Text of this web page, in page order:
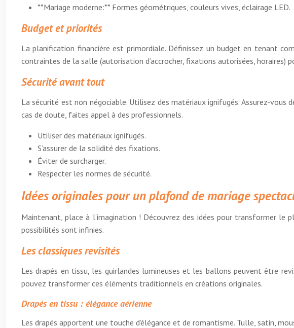
**Mariage moderne:** Formes géométriques, couleurs vives, éclairage LED.
Budget et priorités
La planification financière est primordiale. Définissez un budget en tenant
contraintes de la salle (autorisation d’accrocher, fixations autorisées, horaires)
Sécurité avant tout
La sécurité est non négociable. Utilisez des matériaux ignifugés. Assurez-
cas de doute, faites appel à des professionnels.
Utiliser des matériaux ignifugés.
S’assurer de la solidité des fixations.
Éviter de surcharger.
Respecter les normes de sécurité.
Idées originales pour un plafond de mariage
Maintenant, place à l’imagination ! Découvrez des idées pour transformer
possibilités sont infinies.
Les classiques revisités
Les drapés en tissu, les guirlandes lumineuses et les ballons peuvent être
pouvez transformer ces éléments traditionnels en créations originales.
Drapés en tissu : élégance aérienne
Les drapés apportent une touche d’élégance et de romantisme. Tulle, satin,